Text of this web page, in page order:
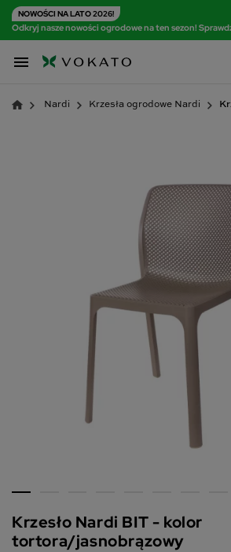
NOWOŚCI NA LATO 2026!
Odkryj nasze nowości ogrodowe na ten sezon!

Nardi Krzesła ogrodowe Nardi
Krzesło Nardi BIT - kolor
tortora/jasnobrązowy